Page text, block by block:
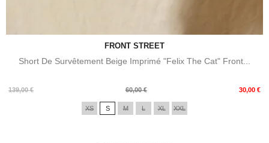
FRONT STREET
Short De Survêtement Beige Imprimé "Felix The Cat" Front...
139,00 €
Prix
60,00 € 30,00 €
Prix
XS S M L XL XXL